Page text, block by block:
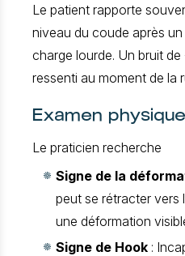
Le patient rapporte
niveau du coude après
charge lourde. Un bruit
ressenti au moment de la
Examen physique
Le praticien recherche
Signe de la
peut se rétracter vers
une déformation
Signe de Hook :